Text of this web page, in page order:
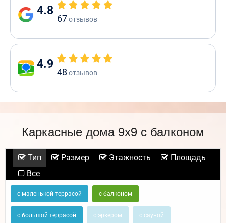
4.8
67отзывов
4.9
48 отзывов
Каркасные дома 9х9 с балконом
Тип Размер Этажность
Площадь
Все
с маленькой террасой с балконом
с большой террасой с эркером с сауной